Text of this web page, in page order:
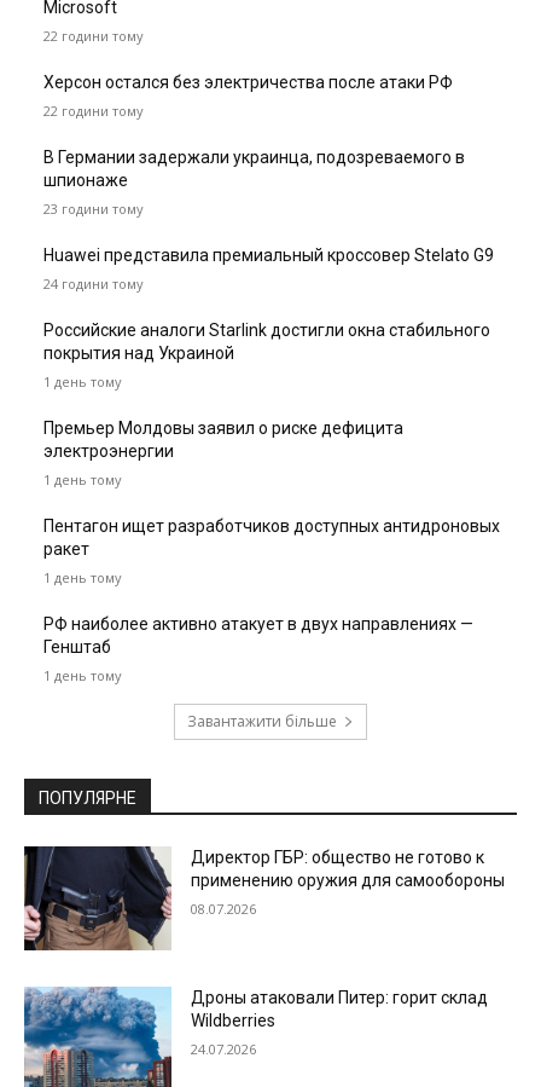
Microsoft
22 години тому
Херсон остался без электричества после атаки РФ
22 години тому
В Германии задержали украинца, подозреваемого в
шпионаже
23 години тому
Huawei представила премиальный кроссовер Stelato G9
24 години тому
Российские аналоги Starlink достигли окна стабильного
покрытия над Украиной
1 день тому
Премьер Молдовы заявил о риске дефицита
электроэнергии
1 день тому
Пентагон ищет разработчиков доступных антидроновых
ракет
1 день тому
РФ наиболее активно атакует в двух направлениях —
Генштаб
1 день тому
Завантажити більше
ПОПУЛЯРНЕ
Директор ГБР: общество не готово к
применению оружия для самообороны
08.07.2026
Дроны атаковали Питер: горит склад
Wildberries
24.07.2026